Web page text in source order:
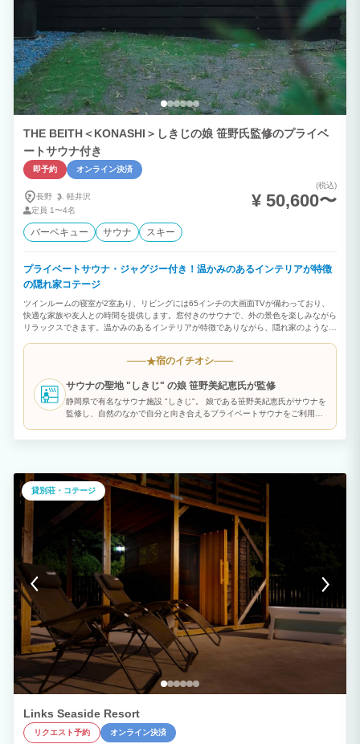
THE BEITH＜KONASHI＞しきじの娘 笹野氏監修のプライベ
ートサウナ付き
即予約 オンライン決済
長野
軽井沢
定員 1〜4名
(税込)
¥ 50,600〜
バーベキュー サウナ スキー
プライベートサウナ・ジャグジー付き！温かみのあるインテリアが特徴
の隠れ家コテージ
ツインルームの寝室が2室あり、リビングには65インチの大画面TVが備わっており、
快適な家族や友人との時間を提供します。窓付きのサウナで、外の景色を楽しみながら
リラックスできます。温かみのあるインテリアが特徴でありながら、隠れ家のような雰
★宿のイチオシ
サウナの聖地 "しきじ" の娘 笹野美紀恵氏が監修
静岡県で有名なサウナ施設 "しきじ"。 娘である笹野美紀恵氏がサウナを
監修し、自然のなかで自分と向き合えるプライベートサウナをご利用い
貸別荘・コテージ
Links Seaside Resort
リクエスト予約 オンライン決済